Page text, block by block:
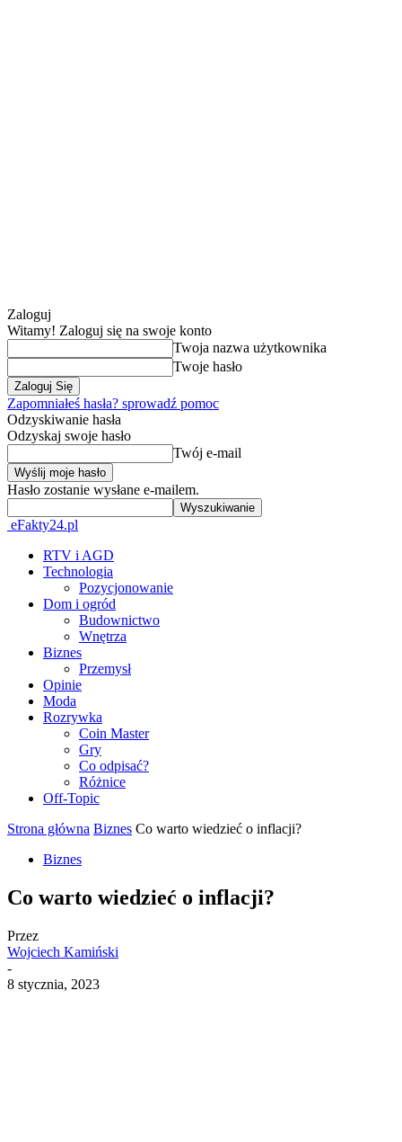
Zaloguj
Witamy! Zaloguj się na swoje konto
Twoja nazwa użytkownika
Twoje hasło
Zapomniałeś hasła? sprowadź pomoc
Odzyskiwanie hasła
Odzyskaj swoje hasło
Twój e-mail
Hasło zostanie wysłane e-mailem.
eFakty24.pl
RTV i AGD
Technologia
Pozycjonowanie
Dom i ogród
Budownictwo
Wnętrza
Biznes
Przemysł
Opinie
Moda
Rozrywka
Coin Master
Gry
Co odpisać?
Różnice
Off-Topic
Strona główna Biznes Co warto wiedzieć o inflacji?
Biznes
Co warto wiedzieć o inflacji?
Przez
Wojciech Kamiński
-
8 stycznia, 2023